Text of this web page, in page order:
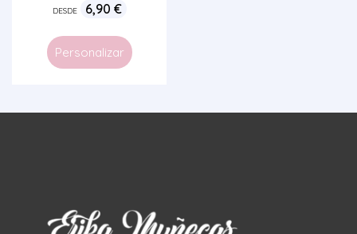
DESDE 6,90 €
Personalizar